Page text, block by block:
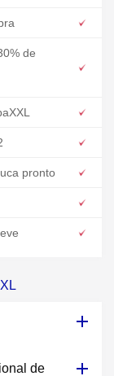
de
pronto
de